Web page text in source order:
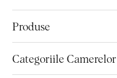
Produse
Categoriile Camerelor